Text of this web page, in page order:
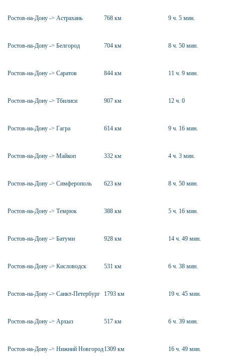
Ростов-на-Дону -> Астрахань 768 км 9 ч. 5 мин.
Ростов-на-Дону -> Белгород 704 км 8 ч. 50 мин.
Ростов-на-Дону -> Саратов 844 км 11 ч. 9 мин.
Ростов-на-Дону -> Тбилиси 907 км 12 ч. 0
Ростов-на-Дону -> Гагра 614 км 9 ч. 16 мин.
Ростов-на-Дону -> Майкоп 332 км 4 ч. 3 мин.
Ростов-на-Дону -> Симферополь 623 км 8 ч. 50 мин.
Ростов-на-Дону -> Темрюк 388 км 5 ч. 16 мин.
Ростов-на-Дону -> Батуми 928 км 14 ч. 49 мин.
Ростов-на-Дону -> Кисловодск 531 км 6 ч. 38 мин.
Ростов-на-Дону -> Санкт-Петербург 1793 км 19 ч. 45 мин.
Ростов-на-Дону -> Архыз 517 км 6 ч. 39 мин.
Ростов-на-Дону -> Нижний Новгород1309 км 16 ч. 49 мин.